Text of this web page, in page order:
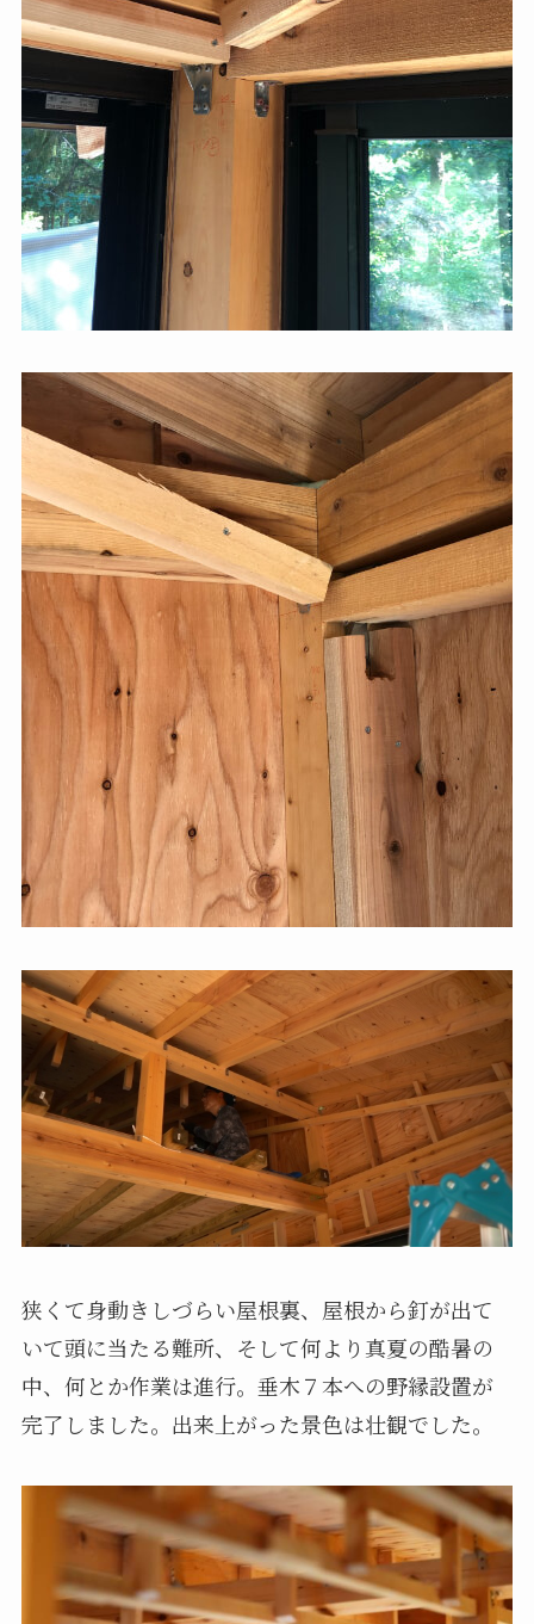
狭くて身動きしづらい屋根裏、屋根から釘が出て
いて頭に当たる難所、そして何より真夏の酷暑の
中、何とか作業は進行。垂木７本への野縁設置が
完了しました。出来上がった景色は壮観でした。